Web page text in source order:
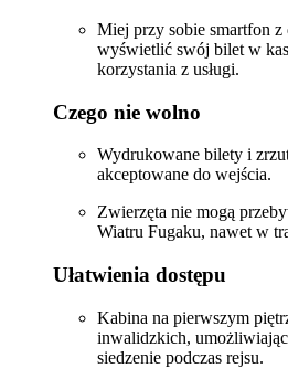
Miej przy sobie smartfon z
wyświetlić swój bilet w
korzystania z usługi.
Czego nie wolno
Wydrukowane bilety i
akceptowane do wejścia.
Zwierzęta nie mogą
Wiatru Fugaku, nawet w
Ułatwienia dostępu
Kabina na pierwszym
inwalidzkich,
siedzenie podczas rejsu.